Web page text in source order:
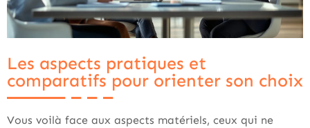
Les aspects pratiques et
comparatifs pour orienter son choix
Vous voilà face aux aspects matériels, ceux qui ne